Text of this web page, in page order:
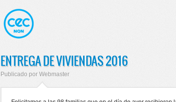
ENTREGA DE VIVIENDAS 2016
Publicado por Webmaster